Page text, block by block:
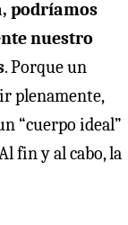
podríamos
nuestro
. Porque un
plenamente,
“cuerpo ideal”
fin y al cabo, la